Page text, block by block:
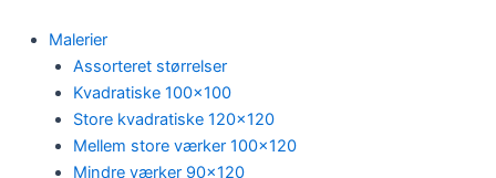
indholdet
Malerier
Assorteret størrelser
Kvadratiske 100×100
Store kvadratiske 120×120
Mellem store værker 100×120
Mindre værker 90×120